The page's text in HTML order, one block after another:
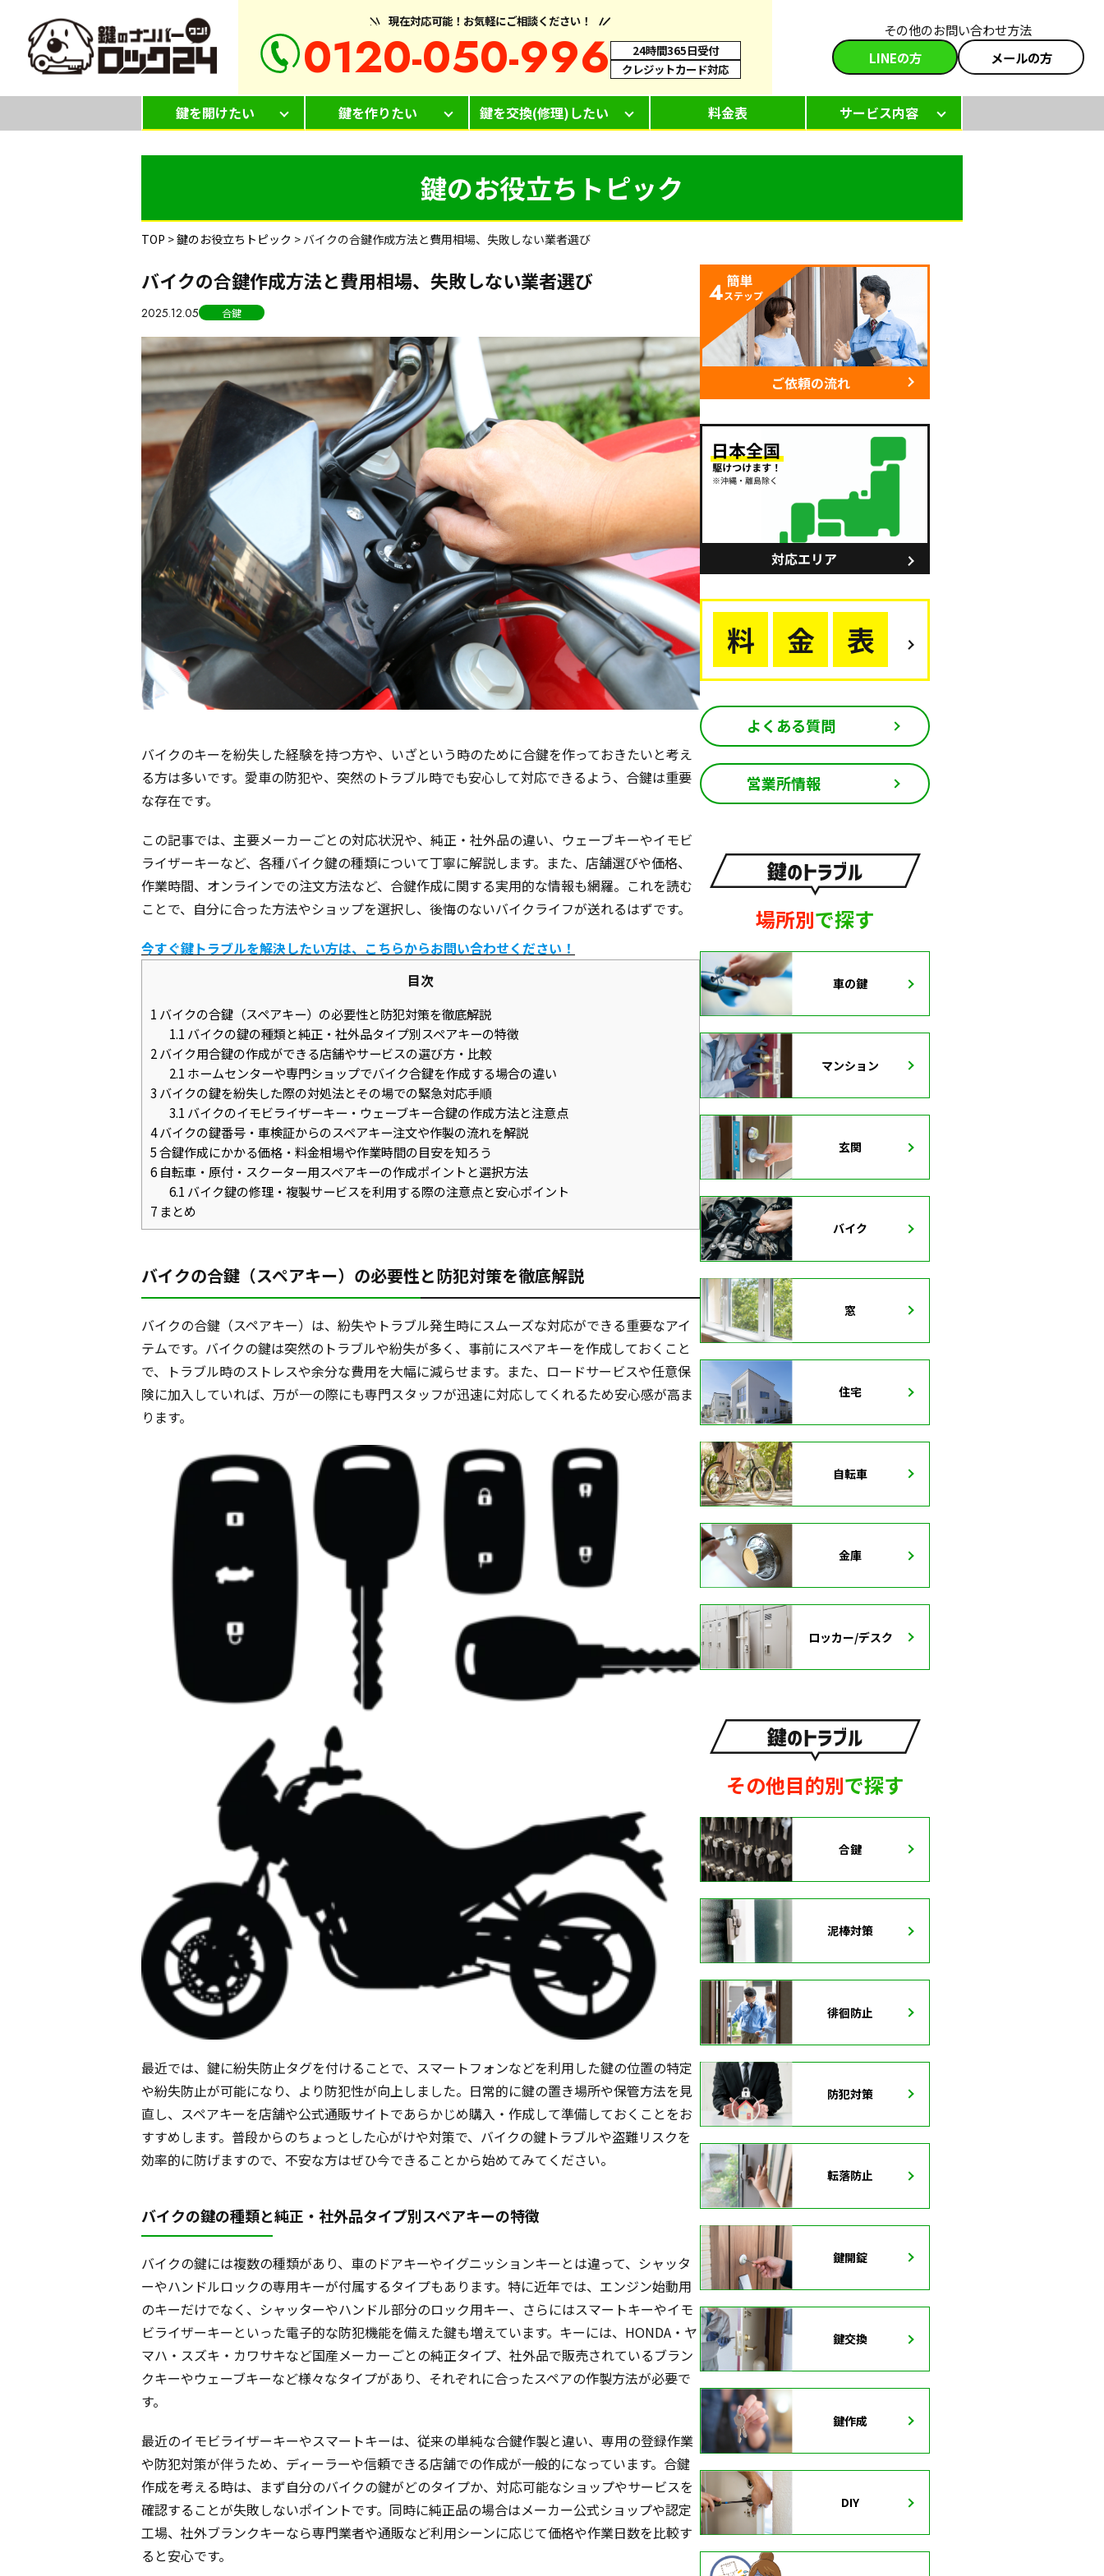
現在対応可能！お気軽にご相談ください！
0120-050-996
24時間365日受付
クレジットカード対応
その他のお問い合わせ方法
LINEの方
メールの方
鍵を開けたい 鍵を作りたい 鍵を交換(修理)したい 料金表 サービス内容
鍵のお役立ちトピック
TOP >鍵のお役立ちトピック > バイクの合鍵作成方法と費用相場、失敗しない業者選び
バイクの合鍵作成方法と費用相場、失敗しない業者選び
2025.12.05 合鍵
バイクのキーを紛失した経験を持つ方や、いざという時のために合鍵を作っておきたいと考え
る方は多いです。愛車の防犯や、突然のトラブル時でも安心して対応できるよう、合鍵は重要
な存在です。
この記事では、主要メーカーごとの対応状況や、純正・社外品の違い、ウェーブキーやイモビ
ライザーキーなど、各種バイク鍵の種類について丁寧に解説します。また、店舗選びや価格、
作業時間、オンラインでの注文方法など、合鍵作成に関する実用的な情報も網羅。これを読む
ことで、自分に合った方法やショップを選択し、後悔のないバイクライフが送れるはずです。
今すぐ鍵トラブルを解決したい方は、こちらからお問い合わせください！
目次
1 バイクの合鍵（スペアキー）の必要性と防犯対策を徹底解説
1.1 バイクの鍵の種類と純正・社外品タイプ別スペアキーの特徴
2バイク用合鍵の作成ができる店舗やサービスの選び方・比較
2.1 ホームセンターや専門ショップでバイク合鍵を作成する場合の違い
3 バイクの鍵を紛失した際の対処法とその場での緊急対応手順
3.1 バイクのイモビライザーキー・ウェーブキー合鍵の作成方法と注意点
4バイクの鍵番号・車検証からのスペアキー注文や作製の流れを解説
5合鍵作成にかかる価格・料金相場や作業時間の目安を知ろう
6 自転車・原付・スクーター用スペアキーの作成ポイントと選択方法
6.1 バイク鍵の修理・複製サービスを利用する際の注意点と安心ポイント
7 まとめ
バイクの合鍵（スペアキー）の必要性と防犯対策を徹底解説
バイクの合鍵（スペアキー）は、紛失やトラブル発生時にスムーズな対応ができる重要なアイ
テムです。バイクの鍵は突然のトラブルや紛失が多く、事前にスペアキーを作成しておくこと
で、トラブル時のストレスや余分な費用を大幅に減らせます。また、ロードサービスや任意保
険に加入していれば、万が一の際にも専門スタッフが迅速に対応してくれるため安心感が高ま
ります。
最近では、鍵に紛失防止タグを付けることで、スマートフォンなどを利用した鍵の位置の特定
や紛失防止が可能になり、より防犯性が向上しました。日常的に鍵の置き場所や保管方法を見
直し、スペアキーを店舗や公式通販サイトであらかじめ購入・作成して準備しておくことをお
すすめします。普段からのちょっとした心がけや対策で、バイクの鍵トラブルや盗難リスクを
効率的に防げますので、不安な方はぜひ今できることから始めてみてください。
バイクの鍵の種類と純正・社外品タイプ別スペアキーの特徴
バイクの鍵には複数の種類があり、車のドアキーやイグニッションキーとは違って、シャッタ
ーやハンドルロックの専用キーが付属するタイプもあります。特に近年では、エンジン始動用
のキーだけでなく、シャッターやハンドル部分のロック用キー、さらにはスマートキーやイモ
ビライザーキーといった電子的な防犯機能を備えた鍵も増えています。キーには、HONDA・ヤ
マハ・スズキ・カワサキなど国産メーカーごとの純正タイプ、社外品で販売されているブラン
クキーやウェーブキーなど様々なタイプがあり、それぞれに合ったスペアの作製方法が必要で
す。
最近のイモビライザーキーやスマートキーは、従来の単純な合鍵作製と違い、専用の登録作業
や防犯対策が伴うため、ディーラーや信頼できる店舗での作成が一般的になっています。合鍵
作成を考える時は、まず自分のバイクの鍵がどのタイプか、対応可能なショップやサービスを
確認することが失敗しないポイントです。同時に純正品の場合はメーカー公式ショップや認定
工場、社外ブランクキーなら専門業者や通販など利用シーンに応じて価格や作業日数を比較す
ると安心です。
よくある質問
営業所情報
場所別で探す
車の鍵
マンション
玄関
バイク
窓
住宅
自転車
金庫
ロッカー/デスク
その他目的別で探す
合鍵
泥棒対策
徘徊防止
防犯対策
転落防止
鍵開錠
鍵交換
鍵作成
DIY